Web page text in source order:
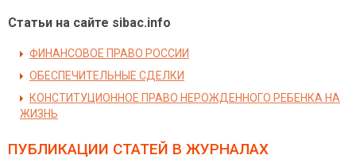
Статьи на сайте sibac.info
ФИНАНСОВОЕ ПРАВО РОССИИ
ОБЕСПЕЧИТЕЛЬНЫЕ СДЕЛКИ
КОНСТИТУЦИОННОЕ ПРАВО НЕРОЖДЕННОГО РЕБЕНКА НА
ЖИЗНЬ
ПУБЛИКАЦИИ СТАТЕЙ В ЖУРНАЛАХ